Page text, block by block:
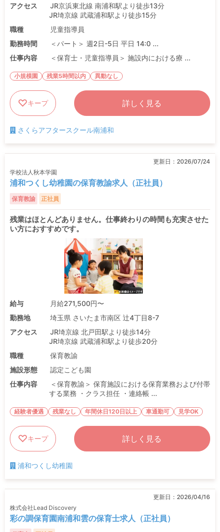
アクセス
JR京浜東北線 南浦和駅より徒歩13分
JR埼京線 武蔵浦和駅より徒歩15分
職種
児童指導員
勤務時間
＜パート＞ 週2日-5日 平日 14:0 ...
仕事内容
＜保育士・児童指導員＞ 施設内における療 ...
小規模園 残業5時間以内 異動なし
キープ 詳しく見る
さくらアフタースクール南浦和
更新日： 2026/07/24
学校法人秋本学園
浦和つくし幼稚園の保育教諭求人（正社員）
保育教諭 正社員
残業はほとんどありません。仕事終わりの時間も充実させた
い方におすすめです。
給与
月給271,500円〜
勤務地
埼玉県 さいたま市南区 辻4丁目8-7
アクセス
JR埼京線 北戸田駅より徒歩14分
JR埼京線 武蔵浦和駅より徒歩20分
職種
保育教諭
施設形態
認定こども園
仕事内容
＜保育教諭＞ 保育施設における保育業務および付帯
する業務 ・クラス担任 ・連絡帳 ...
経験者優遇 残業なし 年間休日120日以上 車通勤可 見学OK
キープ 詳しく見る
浦和つくし幼稚園
更新日： 2026/04/16
株式会社Lead Discovery
彩の調保育園南浦和雲の保育士求人（正社員）